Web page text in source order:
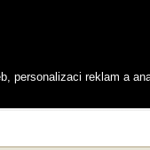
personalizaci reklam a